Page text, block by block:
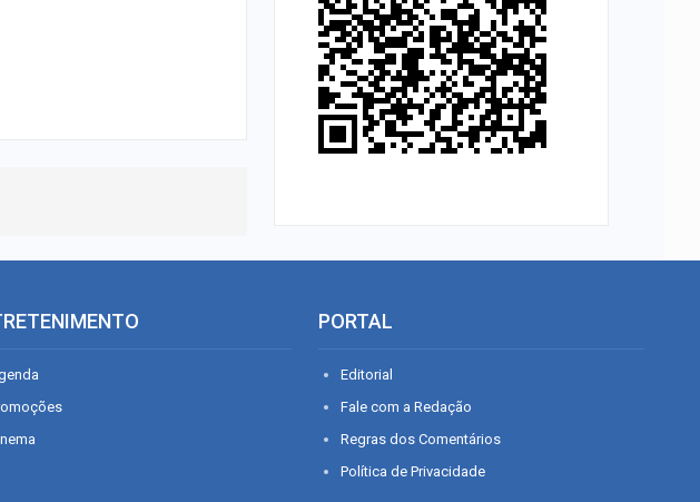
PORTAL
Editorial
Fale com a Redação
Regras dos Comentários
Política de Privacidade